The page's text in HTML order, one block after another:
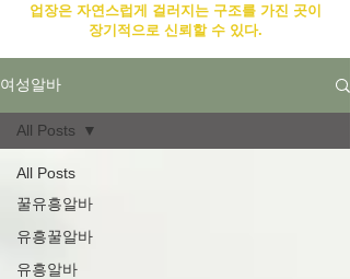
업장은 자연스럽게 걸러지는 구조를 가진 곳이
장기적으로 신뢰할 수 있다.
여성알바
All Posts
꿀유흥알바
유흥꿀알바
유흥알바
All Posts